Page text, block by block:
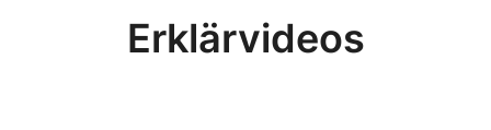
Erklärvideos